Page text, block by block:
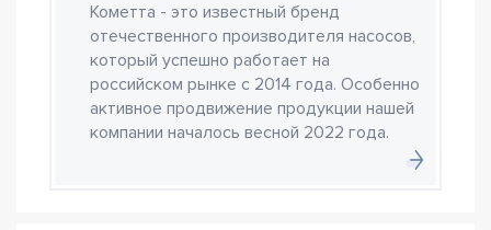
Кометта - это известный бренд
отечественного производителя насосов,
который успешно работает на
российском рынке с 2014 года. Особенно
активное продвижение продукции нашей
компании началось весной 2022 года.